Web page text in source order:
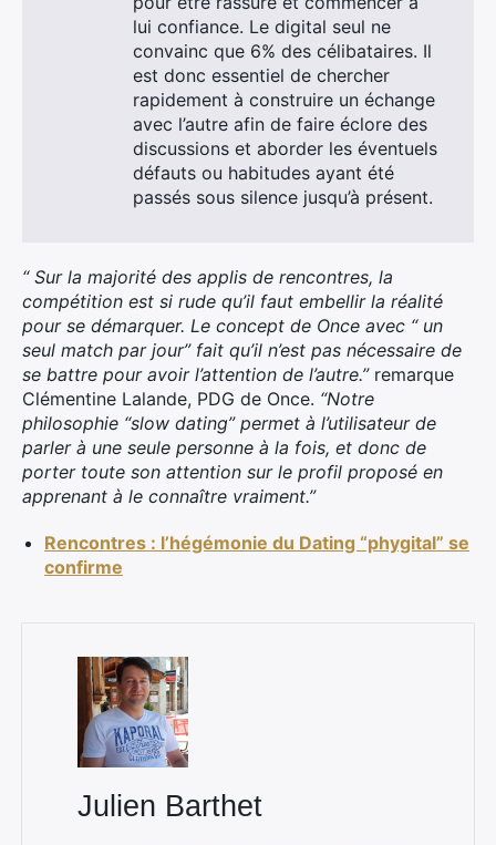
lui confiance. Le digital seul ne
convainc que 6% des célibataires. Il
est donc essentiel de chercher
rapidement à construire un échange
avec l’autre afin de faire éclore des
discussions et aborder les éventuels
défauts ou habitudes ayant été
passés sous silence jusqu’à présent.
“ Sur la majorité des applis de rencontres, la
compétition est si rude qu’il faut embellir la réalité
pour se démarquer. Le concept de Once avec “ un
seul match par jour” fait qu’il n’est pas nécessaire de
se battre pour avoir l’attention de l’autre.” remarque
Clémentine Lalande, PDG de Once. “Notre
philosophie “slow dating” permet à l’utilisateur de
parler à une seule personne à la fois, et donc de
porter toute son attention sur le profil proposé en
apprenant à le connaître vraiment.”
Rencontres : l’hégémonie du Dating “phygital” se
confirme
Julien Barthet